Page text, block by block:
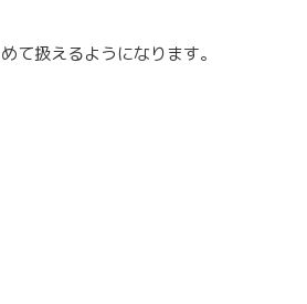
て扱えるようになります。